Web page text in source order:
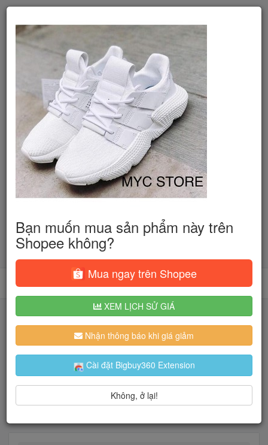
Tìm kiếm
Người dùng đang quan tâm đến 🔥...
Bạn muốn mua sản phẩm này trên
Shopee không?
Mua ngay trên Shopee
XEM LỊCH SỬ GIÁ
Nhận thông báo khi giá giảm
Cài đặt Bigbuy360 Extension
Không, ở lại!